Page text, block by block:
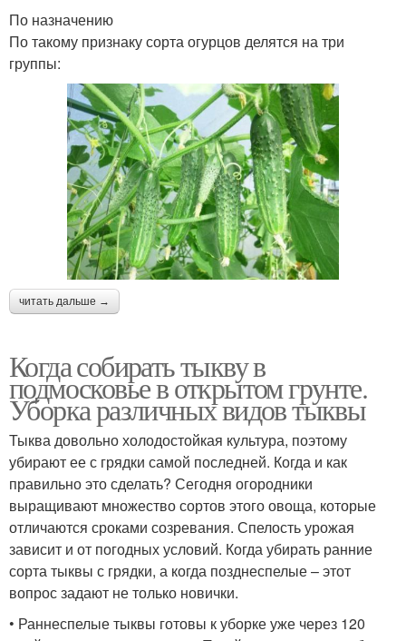
По назначению
По такому признаку сорта огурцов делятся на три
группы:
читать дальше →
Когда собирать тыкву в
подмосковье в открытом грунте.
Уборка различных видов тыквы
Тыква довольно холодостойкая культура, поэтому
убирают ее с грядки самой последней. Когда и как
правильно это сделать? Сегодня огородники
выращивают множество сортов этого овоща, которые
отличаются сроками созревания. Спелость урожая
зависит и от погодных условий. Когда убирать ранние
сорта тыквы с грядки, а когда позднеспелые – этот
вопрос задают не только новички.
• Раннеспелые тыквы готовы к уборке уже через 120